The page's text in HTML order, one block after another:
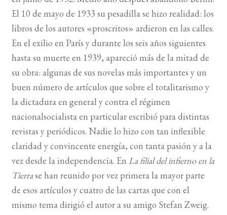
El 10 de mayo de 1933 su pesadilla se hizo realidad: los
libros de los autores «proscritos» ardieron en las calles.
En el exilio en París y durante los seis años siguientes
hasta su muerte en 1939, apareció más de la mitad de
su obra: algunas de sus novelas más importantes y un
buen número de artículos que sobre el totalitarismo y
la dictadura en general y contra el régimen
nacionalsocialista en particular escribió para distintas
revistas y periódicos. Nadie lo hizo con tan inflexible
claridad y convincente energía, con tanta pasión y a la
vez desde la independencia. En La filial del infierno en la
Tierrase han reunido por vez primera la mayor parte
de esos artículos y cuatro de las cartas que con el
mismo tema dirigió el autor a su amigo Stefan Zweig.